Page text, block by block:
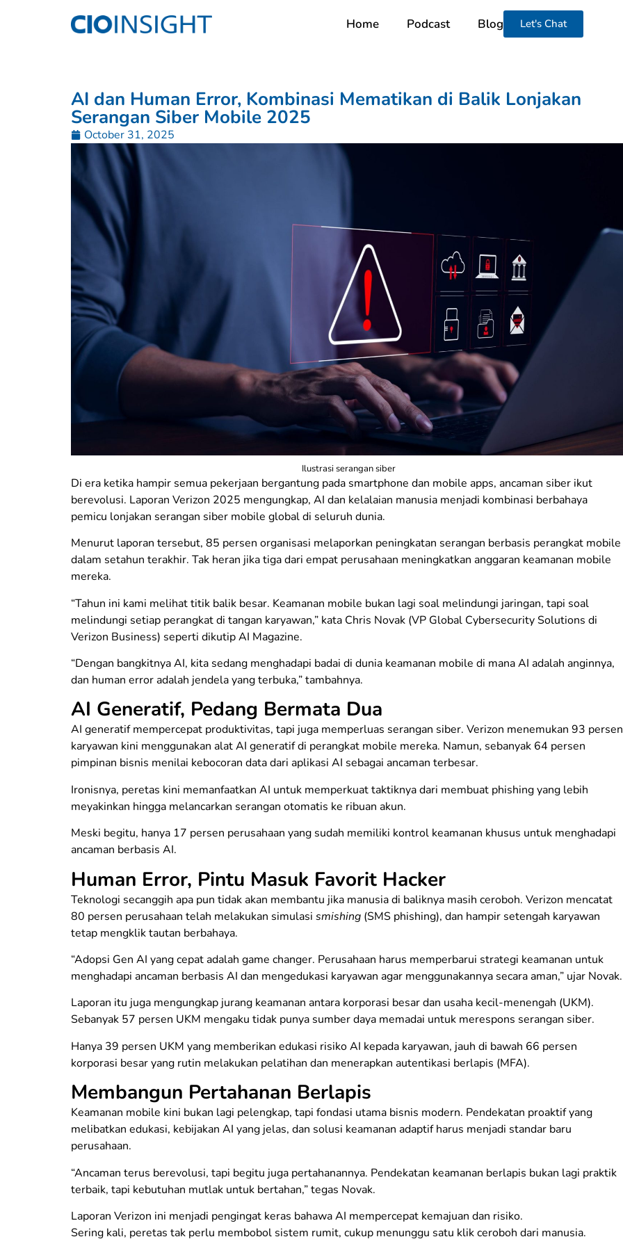
Home Podcast Blog Let's Chat
AI dan Human Error, Kombinasi Mematikan di Balik Lonjakan
Serangan Siber Mobile 2025
October 31, 2025
Ilustrasi serangan siber
Di era ketika hampir semua pekerjaan bergantung pada smartphone dan mobile apps, ancaman siber ikut
berevolusi. Laporan Verizon 2025 mengungkap, AI dan kelalaian manusia menjadi kombinasi berbahaya
pemicu lonjakan serangan siber mobile global di seluruh dunia.
Menurut laporan tersebut, 85 persen organisasi melaporkan peningkatan serangan berbasis perangkat mobile
dalam setahun terakhir. Tak heran jika tiga dari empat perusahaan meningkatkan anggaran keamanan mobile
mereka.
“Tahun ini kami melihat titik balik besar. Keamanan mobile bukan lagi soal melindungi jaringan, tapi soal
melindungi setiap perangkat di tangan karyawan,” kata Chris Novak (VP Global Cybersecurity Solutions di
Verizon Business) seperti dikutip AI Magazine.
“Dengan bangkitnya AI, kita sedang menghadapi badai di dunia keamanan mobile di mana AI adalah anginnya,
dan human error adalah jendela yang terbuka,” tambahnya.
AI Generatif, Pedang Bermata Dua
AI generatif mempercepat produktivitas, tapi juga memperluas serangan siber. Verizon menemukan 93 persen
karyawan kini menggunakan alat AI generatif di perangkat mobile mereka. Namun, sebanyak 64 persen
pimpinan bisnis menilai kebocoran data dari aplikasi AI sebagai ancaman terbesar.
Ironisnya, peretas kini memanfaatkan AI untuk memperkuat taktiknya dari membuat phishing yang lebih
meyakinkan hingga melancarkan serangan otomatis ke ribuan akun.
Meski begitu, hanya 17 persen perusahaan yang sudah memiliki kontrol keamanan khusus untuk menghadapi
ancaman berbasis AI.
Human Error, Pintu Masuk Favorit Hacker
Teknologi secanggih apa pun tidak akan membantu jika manusia di baliknya masih ceroboh. Verizon mencatat
80 persen perusahaan telah melakukan simulasi smishing (SMS phishing), dan hampir setengah karyawan
tetap mengklik tautan berbahaya.
“Adopsi Gen AI yang cepat adalah game changer. Perusahaan harus memperbarui strategi keamanan untuk
menghadapi ancaman berbasis AI dan mengedukasi karyawan agar menggunakannya secara aman,” ujar Novak.
Laporan itu juga mengungkap jurang keamanan antara korporasi besar dan usaha kecil-menengah (UKM).
Sebanyak 57 persen UKM mengaku tidak punya sumber daya memadai untuk merespons serangan siber.
Hanya 39 persen UKM yang memberikan edukasi risiko AI kepada karyawan, jauh di bawah 66 persen
korporasi besar yang rutin melakukan pelatihan dan menerapkan autentikasi berlapis (MFA).
Membangun Pertahanan Berlapis
Keamanan mobile kini bukan lagi pelengkap, tapi fondasi utama bisnis modern. Pendekatan proaktif yang
melibatkan edukasi, kebijakan AI yang jelas, dan solusi keamanan adaptif harus menjadi standar baru
perusahaan.
“Ancaman terus berevolusi, tapi begitu juga pertahanannya. Pendekatan keamanan berlapis bukan lagi praktik
terbaik, tapi kebutuhan mutlak untuk bertahan,” tegas Novak.
Laporan Verizon ini menjadi pengingat keras bahawa AI mempercepat kemajuan dan risiko.
Sering kali, peretas tak perlu membobol sistem rumit, cukup menunggu satu klik ceroboh dari manusia.